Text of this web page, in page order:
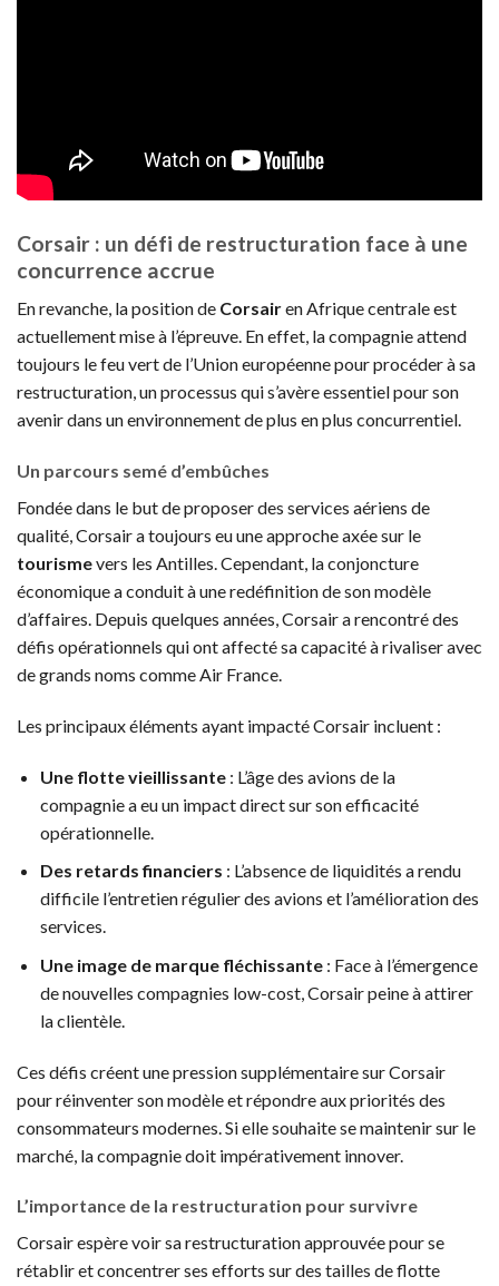
Corsair : un défi de restructuration face à une
concurrence accrue
En revanche, la position de Corsairen Afrique centrale est
actuellement mise à l’épreuve. En effet, la compagnie attend
toujours le feu vert de l’Union européenne pour procéder à sa
restructuration, un processus qui s’avère essentiel pour son
avenir dans un environnement de plus en plus concurrentiel.
Un parcours semé d’embûches
Fondée dans le but de proposer des services aériens de
qualité, Corsair a toujours eu une approche axée sur le
tourismevers les Antilles. Cependant, la conjoncture
économique a conduit à une redéfinition de son modèle
d’affaires. Depuis quelques années, Corsair a rencontré des
défis opérationnels qui ont affecté sa capacité à rivaliser avec
de grands noms comme Air France.
Les principaux éléments ayant impacté Corsair incluent :
Une flotte vieillissante: L’âge des avions de la
compagnie a eu un impact direct sur son efficacité
opérationnelle.
Des retards financiers : L’absence de liquidités a rendu
difficile l’entretien régulier des avions et l’amélioration des
services.
Une image de marque fléchissante: Face à l’émergence
de nouvelles compagnies low-cost, Corsair peine à attirer
la clientèle.
Ces défis créent une pression supplémentaire sur Corsair
pour réinventer son modèle et répondre aux priorités des
consommateurs modernes. Si elle souhaite se maintenir sur le
marché, la compagnie doit impérativement innover.
L’importance de la restructuration pour survivre
Corsair espère voir sa restructuration approuvée pour se
rétablir et concentrer ses efforts sur des tailles de flotte